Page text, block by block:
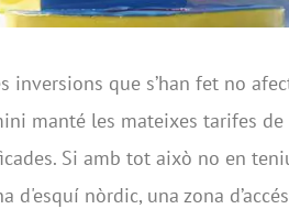
inversions que s’han fet no
manté les mateixes tarifes
Si amb tot això no en
d'esquí nòrdic, una zona